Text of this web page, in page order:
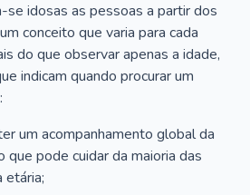
se idosas as pessoas a partir dos
conceito que varia para cada
do que observar apenas a idade,
indicam quando procurar um
um acompanhamento global da
que pode cuidar da maioria das
etária;